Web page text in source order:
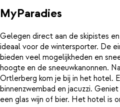
MyParadies
Gelegen direct aan de skipistes
ideaal voor de wintersporter. De
bieden veel mogelijkheden en
hoogte en de sneeuwkanonnen.
Ortlerberg kom je bij in het hotel.
binnenzwembad en jacuzzi.
een glas wijn of bier. Het hotel is